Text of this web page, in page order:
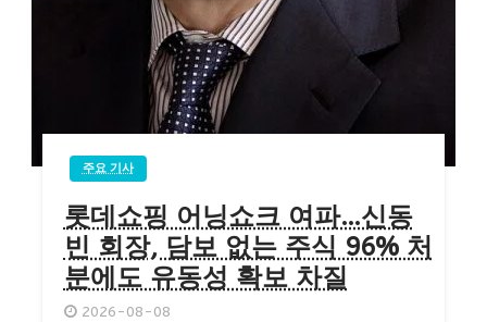
주요 기사
롯데쇼핑 어닝쇼크 여파…신동
빈 회장, 담보 없는 주식 96% 처
분에도 유동성 확보 차질
2026-08-08